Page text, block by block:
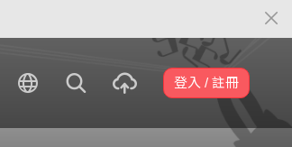
登入 / 註冊